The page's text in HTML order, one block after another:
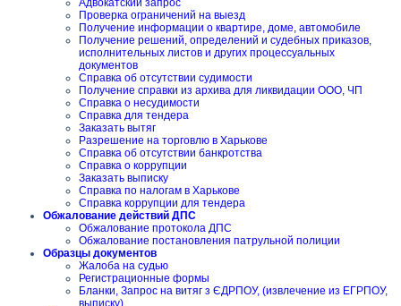
Адвокатский запрос
Проверка ограничений на выезд
Получение информации о квартире, доме, автомобиле
Получение решений, определений и судебных приказов,
исполнительных листов и других процессуальных
документов
Справка об отсутствии судимости
Получение справки из архива для ликвидации ООО, ЧП
Справка о несудимости
Справка для тендера
Заказать вытяг
Разрешение на торговлю в Харькове
Справка об отсутствии банкротства
Справка о коррупции
Заказать выписку
Справка по налогам в Харькове
Справка коррупции для тендера
Обжалование действий ДПС
Обжалование протокола ДПС
Обжалование постановления патрульной полиции
Образцы документов
Жалоба на судью
Регистрационные формы
Бланки, Запрос на витяг з ЄДРПОУ, (извлечение из ЕГРПОУ,